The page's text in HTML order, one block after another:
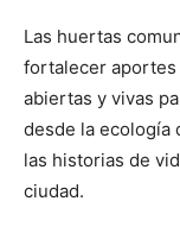
Las huertas
fortalecer aportes
abiertas y vivas
desde la ecología
las historias de
ciudad.